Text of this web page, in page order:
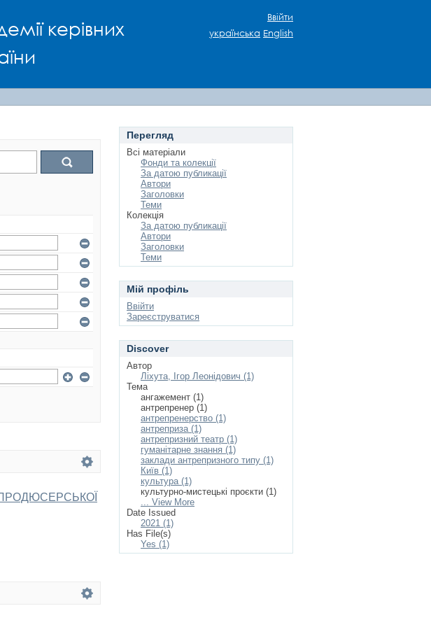
керівних
Ввійти
українська English
Перегляд
Всі матеріали
Фонди та колекції
За датою публикації
Автори
Заголовки
Теми
Колекція
За датою публикації
Автори
Заголовки
Теми
Мій профіль
Ввійти
Зареєструватися
Discover
Автор
Ліхута, Ігор Леонідович (1)
Тема
ангажемент (1)
антрепренер (1)
антрепренерство (1)
антреприза (1)
антрепризний театр (1)
гуманітарне знання (1)
заклади антрепризного типу (1)
Київ (1)
культура (1)
культурно-мистецькі проєкти (1)
... View More
Date Issued
2021 (1)
Has File(s)
Yes (1)